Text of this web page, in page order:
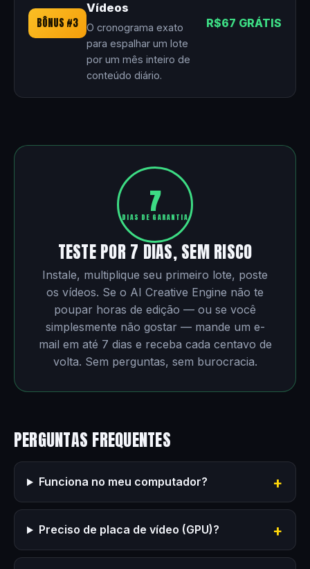
BÔNUS #3
Vídeos
O cronograma exato
para espalhar um lote
por um mês inteiro de
conteúdo diário.
R$67 GRÁTIS
7
DIAS DE GARANTIA
TESTE POR 7 DIAS, SEM RISCO
Instale, multiplique seu primeiro lote, poste
os vídeos. Se o AI Creative Engine não te
poupar horas de edição — ou se você
simplesmente não gostar — mande um e-
mail em até 7 dias e receba cada centavo de
volta. Sem perguntas, sem burocracia.
PERGUNTAS FREQUENTES
Funciona no meu computador?
Preciso de placa de vídeo (GPU)?